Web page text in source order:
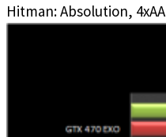
Hitman: Absolution, 4xAA